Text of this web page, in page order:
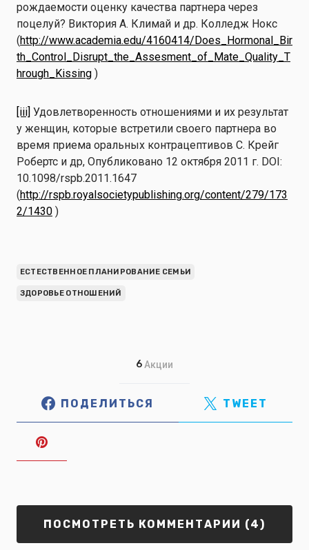
рождаемости оценку качества партнера через
поцелуй? Виктория А. Климай и др. Колледж Нокс
(http://www.academia.edu/4160414/Does_Hormonal_Bir
th_Control_Disrupt_the_Assesment_of_Mate_Quality_T
hrough_Kissing )
[iii] Удовлетворенность отношениями и их результат
у женщин, которые встретили своего партнера во
время приема оральных контрацептивов С. Крейг
Робертс и др, Опубликовано 12 октября 2011 г. DOI:
10.1098/rspb.2011.1647
(http://rspb.royalsocietypublishing.org/content/279/173
2/1430 )
ЕСТЕСТВЕННОЕ ПЛАНИРОВАНИЕ СЕМЬИ
ЗДОРОВЬЕ ОТНОШЕНИЙ
6 Акции
ПОДЕЛИТЬСЯ TWEET
ПОСМОТРЕТЬ КОММЕНТАРИИ (4)